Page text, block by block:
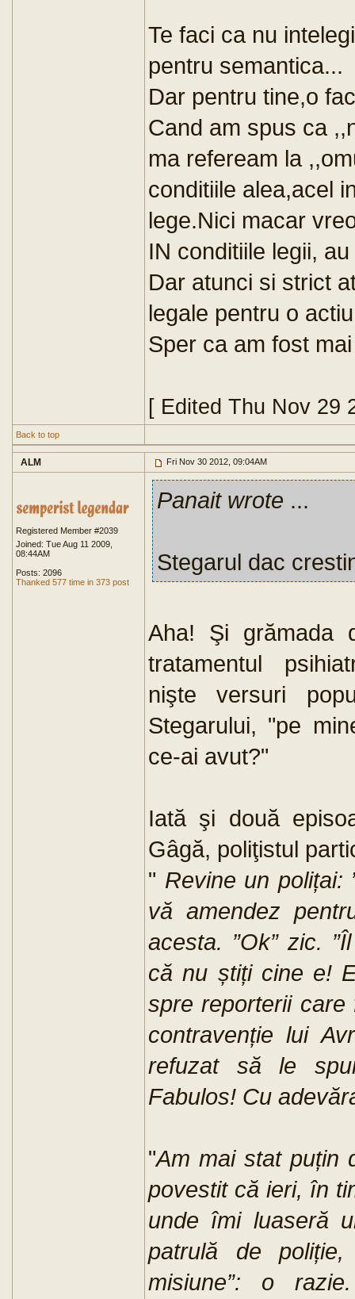
Te faci ca nu
pentru semantica...
Dar pentru tine,o
Cand am spus ca
ma refeream la
conditiile alea,acel
lege.Nici macar
IN conditiile legii,
Dar atunci si strict
legale pentru o
Sper ca am fost
[ Edited Thu Nov 29
Back to top
ALM Fri Nov 30 2012, 09:04AM
Registered Member #2039
Joined: Tue Aug 11 2009,
08:44AM
Posts: 2096
Thanked 577 time in 373 post
Panait wrote ...
Stegarul dac
Aha! Şi grămada
tratamentul
nişte versuri
Stegarului, "pe
ce-ai avut?"
Iată şi două
Gâgă, poliţistul
" Revine un polițai:
vă amendez
acesta. ”Ok” zic.
că nu știți cine e!
spre reporterii care
contravenție lui
refuzat să le
Fabulos! Cu
"Am mai stat puțin
povestit că ieri, în
unde îmi luaseră
patrulă de
misiune”: o